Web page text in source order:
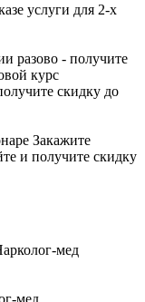
услуги для 2-х
разово - получите
курс
скидку до
Закажите
и получите скидку